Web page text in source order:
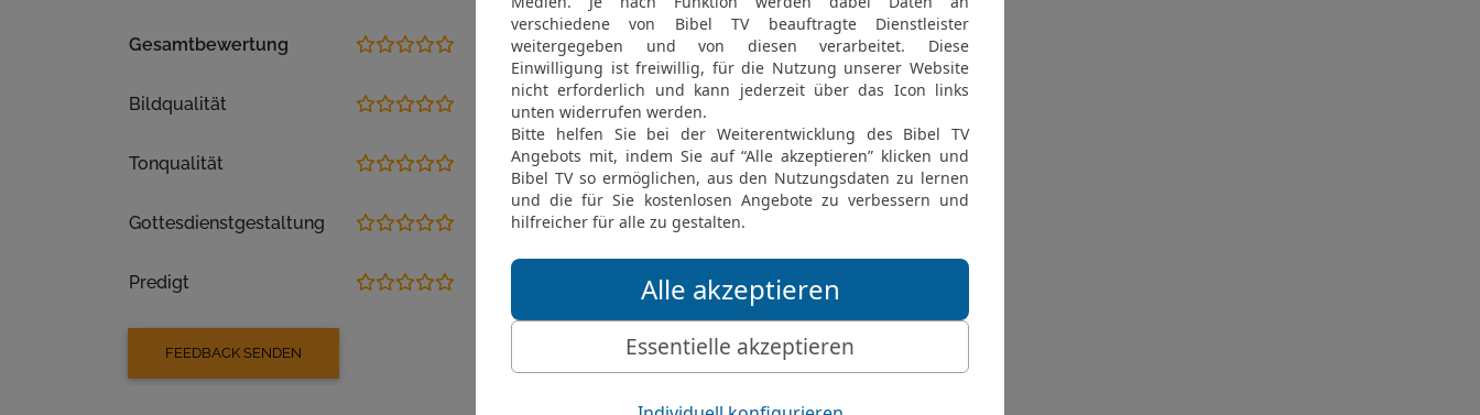
Gesamtbewertung
Bildqualität
Tonqualität
Gottesdienstgestaltung
Predigt